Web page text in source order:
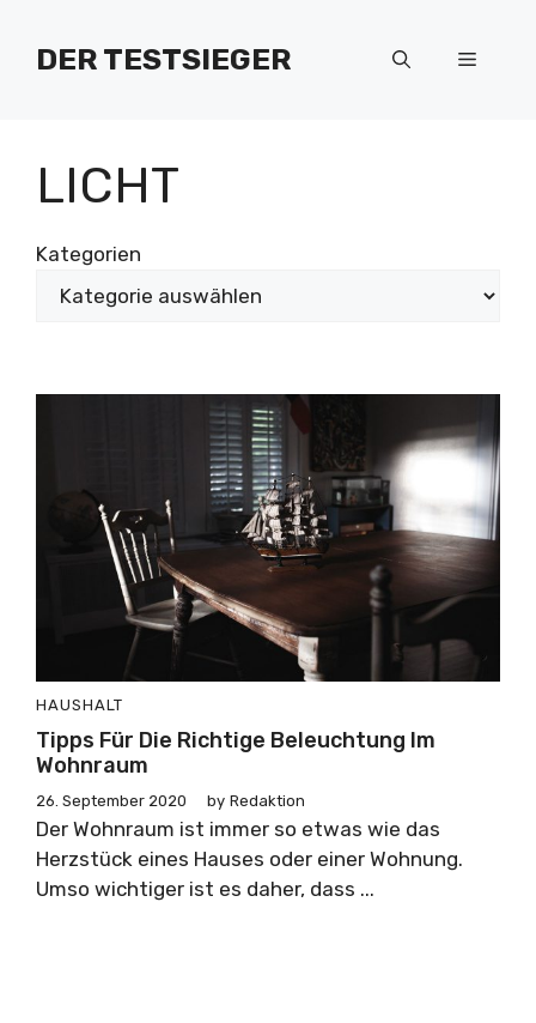
Inhalt
springenDER TESTSIEGER Menü
LICHT
Kategorien
HAUSHALT
Tipps Für Die Richtige Beleuchtung Im
Wohnraum
26. September 2020 by Redaktion
Der Wohnraum ist immer so etwas wie das
Herzstück eines Hauses oder einer Wohnung.
Umso wichtiger ist es daher, dass ...